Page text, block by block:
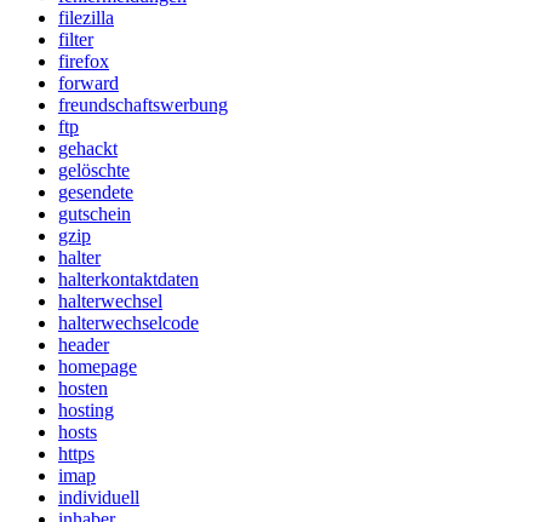
filezilla
filter
firefox
forward
freundschaftswerbung
ftp
gehackt
gelöschte
gesendete
gutschein
gzip
halter
halterkontaktdaten
halterwechsel
halterwechselcode
header
homepage
hosten
hosting
hosts
https
imap
individuell